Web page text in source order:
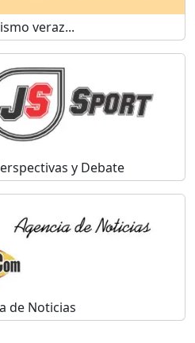
veraz...
y Debate
de Noticias